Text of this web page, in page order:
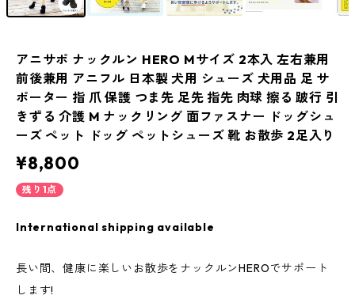
アニサポ ナックルン HERO Mサイズ 2本入 左右兼用
前後兼用 アニフル 日本製 犬用 シューズ 犬用品 足 サ
ポーター 指 爪 保護 つま先 足先 指先 肉球 擦る 跛行 引
きずる 介護 M ナックリング 面ファスナー ドッグシュ
ーズ ペット ドッグ ペットシューズ 靴 お散歩 2足入り
¥8,800
残り1点
International shipping available
長い間、健康に楽しいお散歩をナックルンHEROでサポート
します!